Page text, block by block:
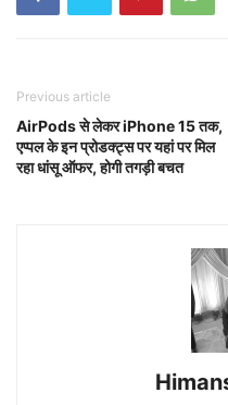
Previous article
AirPods से लेकर iPhone 15 तक,
एप्पल के इन प्रोडक्ट्स पर यहां पर मिल
रहा धांसू ऑफर, होगी तगड़ी बचत